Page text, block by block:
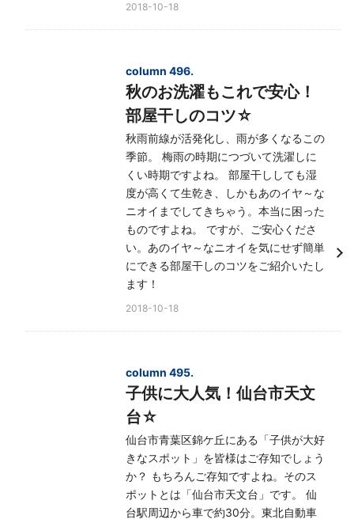
2018-10-18
column 496.
秋のお洗濯もこれで安心！
部屋干しのコツ☆
秋雨前線が活発化し、雨が多くなるこの
季節。 梅雨の時期につづいて洗濯しに
くい時期ですよね。 部屋干ししても湿
度が高くて生乾き、しかもあのイヤ～な
ニオイまでしてきちゃう。本当に困った
ものですよね。 ですが、ご安心くださ
い。あのイヤ～なニオイを気にせず簡単
にできる部屋干しのコツをご紹介いたし
ます！
2018-10-18
column 495.
子供に大人気！仙台市天文
台☆
仙台市青葉区錦ケ丘にある「子供が大好
きなスポット」を皆様はご存知でしょう
か？ もちろんご存知ですよね。そのス
ポットとは「仙台市天文台」です。 仙
台駅周辺から車で約30分。東北自動車